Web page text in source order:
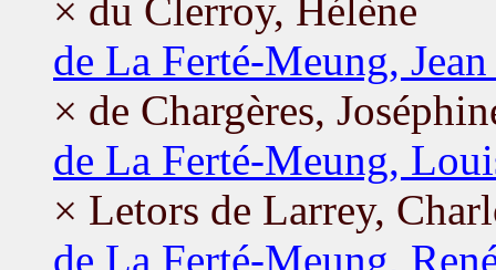
× du Clerroy, Hélène
de La Ferté-Meung,
× de Chargères,
de La Ferté-Meung,
× Letors de Larrey,
de La Ferté-Meung,